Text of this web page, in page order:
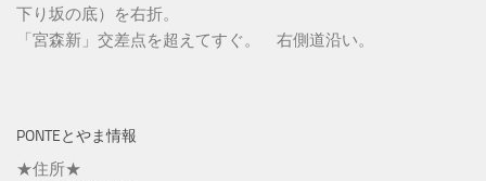
下り坂の底）を右折。
「宮森新」交差点を超えてすぐ。 右側道沿い。
PONTEとやま情報
★住所★